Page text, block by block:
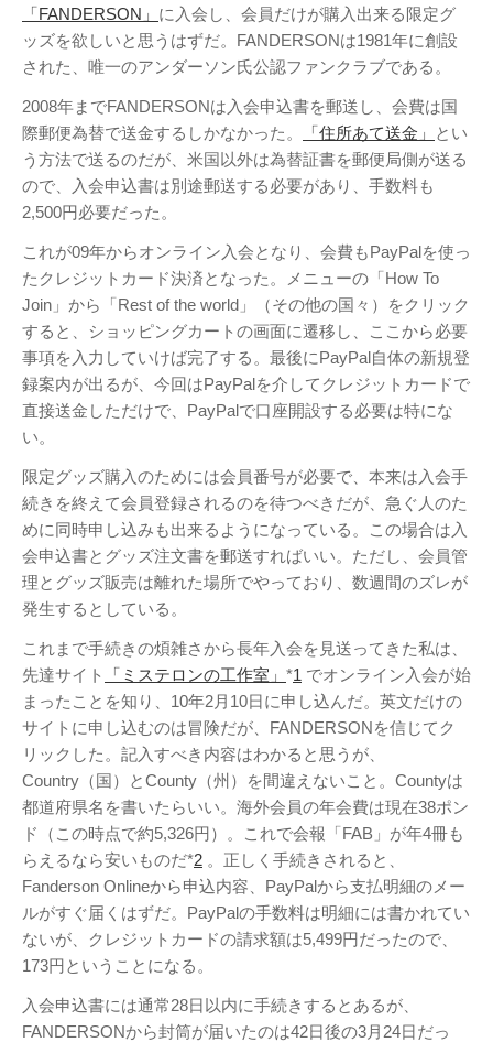
謎の円盤UFO(94)
関心
マーケティング
文房具(11)
社会(8)
街歩き(34)
タグクラウド
FAB
FANDERSON
HTML Internet Explorer NHK
PayPal PHP Twitter
WebARENA SuiteX
キヤノン
ギャラリー グッズ
サ
ンダーバード ジェリ
ー・アンダーソン
スタイルシート ストリーミン
デヨシ ブルーレイ プラグ
イン
プリンタ プロップレプリカ
ムラタ有子 万年筆 上野毛 二子
玉川 修理 再開発 品薄 映画館
有効期限 東急電鉄 確定申告 米
沢 訃報 谷根千 通販サイト 障
害
アーカイブ
アタゴオル
「FANDERSON」 に入会し、会員だけが購入出来る限定グ
ッズを欲しいと思うはずだ。FANDERSONは1981年に創設
された、唯一のアンダーソン氏公認ファンクラブである。
2008年までFANDERSONは入会申込書を郵送し、会費は国
際郵便為替で送金するしかなかった。
「住所あて送金」
とい
う方法で送るのだが、米国以外は為替証書を郵便局側が送る
ので、入会申込書は別途郵送する必要があり、手数料も
2,500円必要だった。
これが09年からオンライン入会となり、会費もPayPalを使っ
たクレジットカード決済となった。メニューの「How To
Join」から「Rest of the world」（その他の国々）をクリック
すると、ショッピングカートの画面に遷移し、ここから必要
事項を入力していけば完了する。最後にPayPal自体の新規登
録案内が出るが、今回はPayPalを介してクレジットカードで
直接送金しただけで、PayPalで口座開設する必要は特にな
い。
限定グッズ購入のためには会員番号が必要で、本来は入会手
続きを終えて会員登録されるのを待つべきだが、急ぐ人のた
めに同時申し込みも出来るようになっている。この場合は入
会申込書とグッズ注文書を郵送すればいい。ただし、会員管
理とグッズ販売は離れた場所でやっており、数週間のズレが
発生するとしている。
これまで手続きの煩雑さから長年入会を見送ってきた私は、
先達サイト
「ミステロンの工作室」 *1 でオンライン入会が始
まったことを知り、10年2月10日に申し込んだ。英文だけの
サイトに申し込むのは冒険だが、FANDERSONを信じてク
リックした。記入すべき内容はわかると思うが、
Country（国）とCounty（州）を間違えないこと。Countyは
都道府県名を書いたらいい。海外会員の年会費は現在38ポン
ド（この時点で約5,326円）。これで会報「FAB」が年4冊も
らえるなら安いものだ*2 。正しく手続きされると、
Fanderson Onlineから申込内容、PayPalから支払明細のメー
ルがすぐ届くはずだ。PayPalの手数料は明細には書かれてい
ないが、クレジットカードの請求額は5,499円だったので、
173円ということになる。
入会申込書には通常28日以内に手続きするとあるが、
FANDERSONから封筒が届いたのは42日後の3月24日だっ